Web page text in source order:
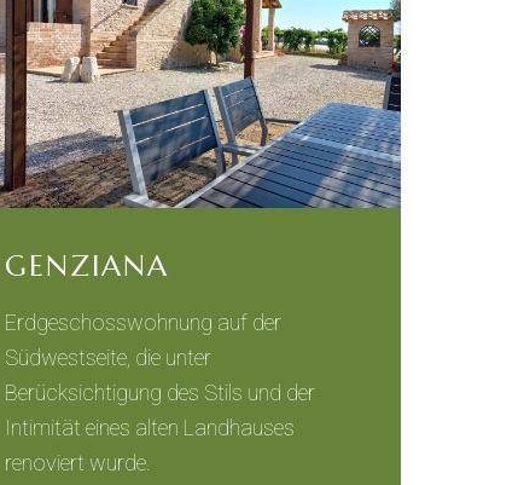
GENZIANA
Erdgeschosswohnung auf der
Südwestseite, die unter
Berücksichtigung des Stils und der
Intimität eines alten Landhauses
renoviert wurde.